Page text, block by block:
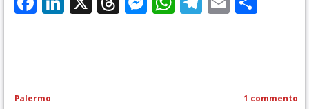
Palermo 1 commento